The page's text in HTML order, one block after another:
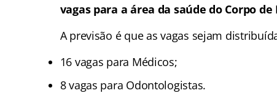
vagas para a área da saúde do Corpo
A previsão é que as vagas sejam
16 vagas para Médicos;
8 vagas para Odontologistas.